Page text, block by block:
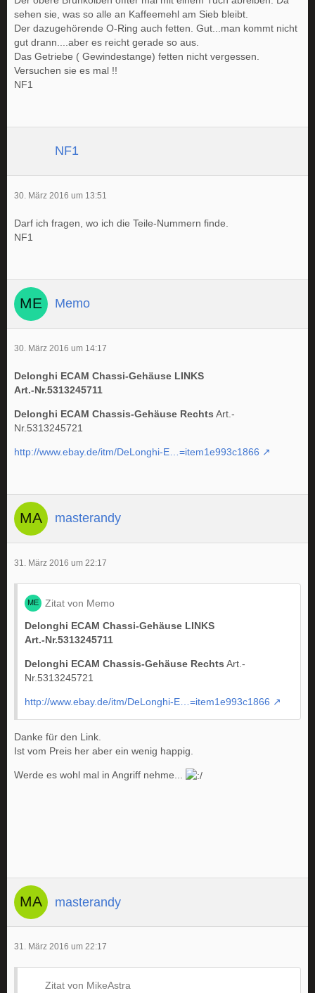
sehen sie, was so alle an Kaffeemehl am Sieb bleibt.
Der dazugehörende O-Ring auch fetten. Gut...man kommt nicht
gut drann....aber es reicht gerade so aus.
Das Getriebe ( Gewindestange) fetten nicht vergessen.
Versuchen sie es mal !!
NF1
NF1
30. März 2016 um 13:51
Darf ich fragen, wo ich die Teile-Nummern finde.
NF1
Memo
30. März 2016 um 14:17
Delonghi ECAM Chassi-Gehäuse LINKS
Art.-Nr.5313245711
Delonghi ECAM Chassis-Gehäuse Rechts Art.-
Nr.5313245721
http://www.ebay.de/itm/DeLonghi-E…=item1e993c1866
masterandy
31. März 2016 um 22:17
Zitat von Memo
Delonghi ECAM Chassi-Gehäuse LINKS
Art.-Nr.5313245711
Delonghi ECAM Chassis-Gehäuse Rechts Art.-
Nr.5313245721
http://www.ebay.de/itm/DeLonghi-E…=item1e993c1866
Danke für den Link.
Ist vom Preis her aber ein wenig happig.
Werde es wohl mal in Angriff nehme...
masterandy
31. März 2016 um 22:17
Zitat von MikeAstra